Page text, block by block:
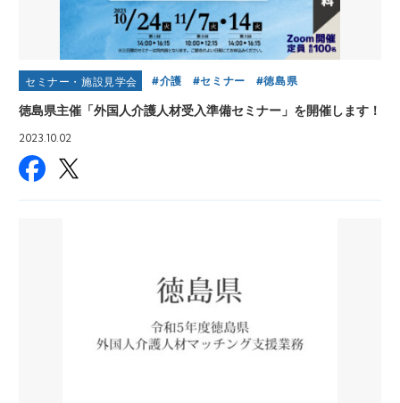
セミナー・施設見学会 介護 セミナー 徳島県
徳島県主催「外国人介護人材受入準備セミナー」を開催します！
2023.10.02